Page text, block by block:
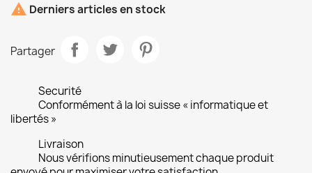
 Derniers articles en stock
Partager
Securité
Conformément à la loi suisse « informatique et
libertés »
Livraison
Nous vérifions minutieusement chaque produit